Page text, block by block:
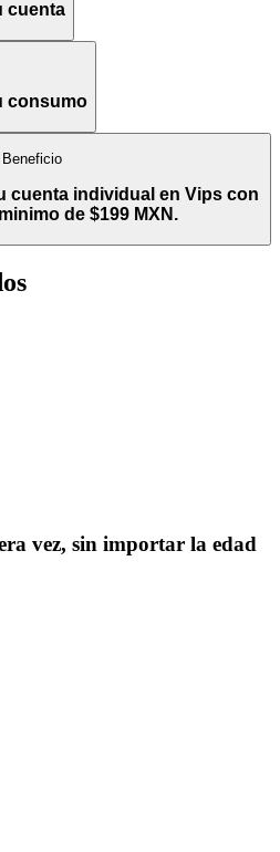
cuenta
consumo
Beneficio
cuenta individual en Vips con
de $199 MXN.
vez, sin importar la edad